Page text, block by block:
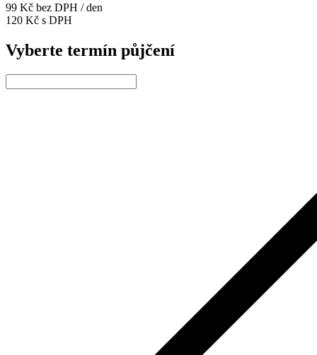
99 Kč bez DPH / den
120 Kč s DPH
Vyberte termín půjčení